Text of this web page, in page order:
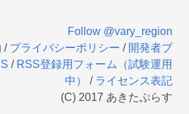
Follow @vary_region
/ プライバシーポリシー / 開発者ブ
/ RSS登録用フォーム（試験運用
中） / ライセンス表記
(C) 2017 あきたぷらす